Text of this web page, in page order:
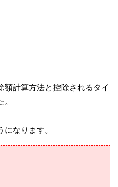
計算方法と控除されるタイ
なります。